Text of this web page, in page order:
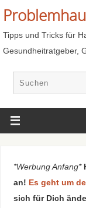
Tipps und Tricks für
Gesundheitratgeber,
*Werbung Anfang*
an! Es geht um
sich für Dich